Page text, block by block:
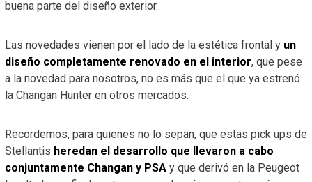
buena parte del diseño exterior.
Las novedades vienen por el lado de la estética frontal y un
diseño completamente renovado en el interior, que pese
a la novedad para nosotros, no es más que el que ya estrenó
la Changan Hunter en otros mercados.
Recordemos, para quienes no lo sepan, que estas pick ups de
Stellantis heredan el desarrollo que llevaron a cabo
conjuntamente Changan y PSAy que derivó en la Peugeot